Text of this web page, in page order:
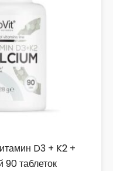
D3 + K2 +
90 таблеток